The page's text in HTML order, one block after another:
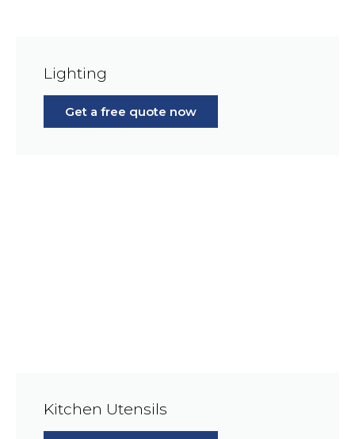
Lighting
Get a free quote now
Kitchen Utensils